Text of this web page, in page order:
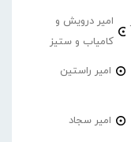
امیر درویش و
کامیاب و ستیز
امیر راستین
امیر سجاد